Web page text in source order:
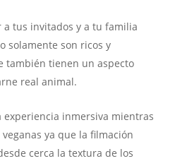
a tus invitados y a tu familia
solamente son ricos y
también tienen un aspecto
real animal.
experiencia inmersiva mientras
ya que la filmación
cerca la textura de los